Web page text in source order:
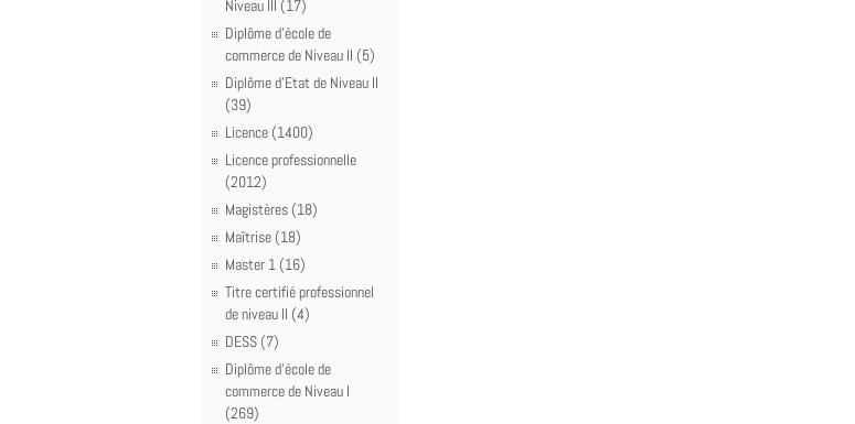
Niveau III (17)
Diplôme d'école de
commerce de Niveau II (5)
Diplôme d'Etat de Niveau II
(39)
Licence (1400)
Licence professionnelle
(2012)
Magistères (18)
Maîtrise (18)
Master 1 (16)
Titre certifié professionnel
de niveau II (4)
DESS (7)
Diplôme d'école de
commerce de Niveau I
(269)